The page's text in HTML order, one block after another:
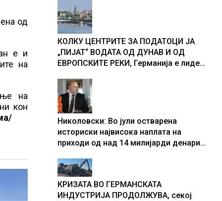
од
е и
на
на
кон
учесниците во бомбардирањето го
доживуваа овој настан што го
промени текот на историјата
КОЛКУ ЦЕНТРИТЕ ЗА ПОДАТОЦИ ЈА
„ПИЈАТ“ ВОДАТА ОД ДУНАВ И ОД
ЕВРОПСКИТЕ РЕКИ, Германија е лидер
центри за податоци
Николовски: Во јули остварена
историски највисока наплата на
приходи од над 14 милијарди денари
резултати
КРИЗАТА ВО ГЕРМАНСКАТА
ИНДУСТРИЈА ПРОДОЛЖУВА, секој